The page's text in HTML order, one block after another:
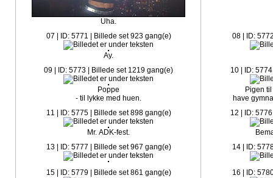
Uha.
07 | ID: 5771 | Billede set 923 gang(e)
Ay.
08 | ID:
09 | ID: 5773 | Billede set 1219 gang(e)
Poppe
- til lykke med huen.
10 | ID:
Pigen
have
11 | ID: 5775 | Billede set 898 gang(e)
Mr. ADK-fest.
12 | ID:
13 | ID: 5777 | Billede set 967 gang(e)
14 | ID:
15 | ID: 5779 | Billede set 861 gang(e) 16 | ID: